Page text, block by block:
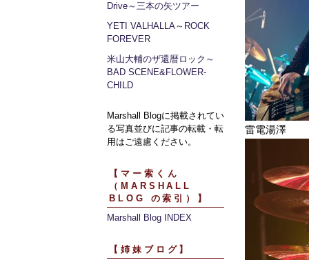
Drive～三本の矢ツアー
YETI VALHALLA～ROCK
FOREVER
米山大輔のザ還暦ロック～
BAD SCENE&FLOWER-
CHILD
Marshall Blogに掲載されてい
る写真並びに記事の転載・転
用はご遠慮ください。
【マー索くん
（MARSHALL
BLOG の索引）】
Marshall Blog INDEX
【姉妹ブログ】
雷電湯澤